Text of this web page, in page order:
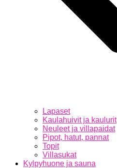
Lapaset
Kaulahuivit ja kaulurit
Neuleet ja villapaidat
Pipot, hatut, pannat
Topit
Villasukat
Kylpyhuone ja sauna